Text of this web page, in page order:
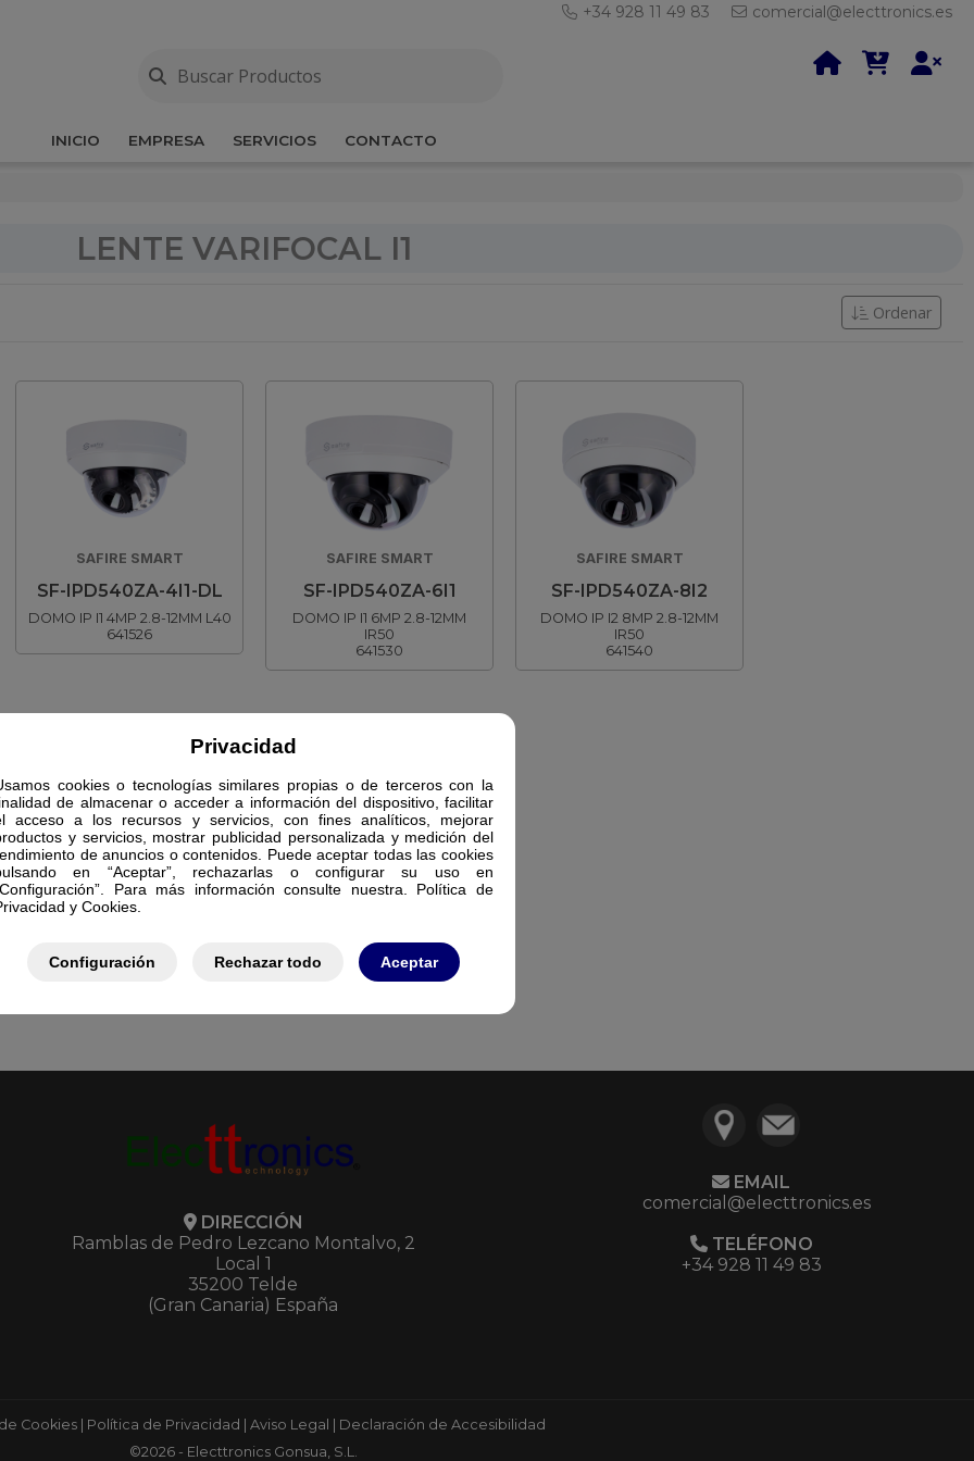
Privacidad
cookies o tecnologías similares propias o de terceros con la
de almacenar o acceder a información del dispositivo, facilitar
acceso a los recursos y servicios, con fines analíticos, mejorar
y servicios, mostrar publicidad personalizada y medición del
de anuncios o contenidos. Puede aceptar todas las cookies
en “Aceptar”, rechazarlas o configurar su uso en
Para más información consulte nuestra. Política de
y Cookies.
Configuración Rechazar todo Aceptar
+34 928 11 49 83 comercial@electtronics.es
INICIO EMPRESA SERVICIOS CONTACTO
LENTE VARIFOCAL I1
Ordenar
SAFIRE SMART
SF-IPD540ZA-4I1-DL
DOMO IP I1 4MP 2.8-12MM L40
641526
SAFIRE SMART
SF-IPD540ZA-6I1
DOMO IP I1 6MP 2.8-12MM
IR50
641530
SAFIRE SMART
SF-IPD540ZA-8I2
DOMO IP I2 8MP 2.8-12MM
IR50
641540
DIRECCIÓN
Ramblas de Pedro Lezcano Montalvo, 2
Local 1
35200 Telde
(Gran Canaria) España
EMAIL
comercial@electtronics.es
TELÉFONO
+34 928 11 49 83
Cookies| Política de Privacidad Aviso Legal
Declaración de Accesibilidad
©2026 - Electtronics Gonsua, S.L.